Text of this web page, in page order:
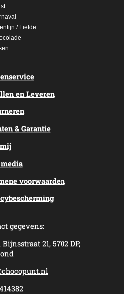
/ Liefde
en Leveren
& Garantie
voorwaarden
gegevens:
21, 5702 DP,